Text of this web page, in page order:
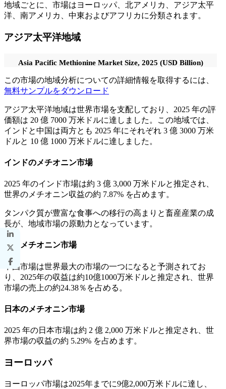
地域ごとに、市場はヨーロッパ、北アメリカ、アジア太平
洋、南アメリカ、中東およびアフリカに分類されます。
アジア太平洋地域
Asia Pacific Methionine Market Size, 2025 (USD Billion)
この市場の地域分析についての詳細情報を取得するには、
無料サンプルをダウンロード
アジア太平洋地域は世界市場を支配しており、2025 年の評
価額は 20 億 7000 万米ドルに達しました。この地域では、
インドと中国は両方とも 2025 年にそれぞれ 3 億 3000 万米
ドルと 10 億 1000 万米ドルに達しました。
インドのメチオニン市場
2025 年のインド市場は約 3 億 3,000 万米ドルと推定され、
世界のメチオニン収益の約 7.87% を占めます。
タンパク質が豊富な食事への移行の高まりと畜産産業の成
長が、地域市場の原動力となっています。
中国メチオニン市場
中国市場は世界最大の市場の一つになると予測されてお
り、2025年の収益は約10億1000万米ドルと推定され、世界
市場の売上の約24.38％を占める。
日本のメチオニン市場
2025 年の日本市場は約 2 億 2,000 万米ドルと推定され、世
界市場の収益の約 5.29% を占めます。
ヨーロッパ
ヨーロッパ市場は2025年までに9億2,000万米ドルに達し、